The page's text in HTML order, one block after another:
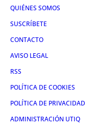
QUIÉNES SOMOS
SUSCRÍBETE
CONTACTO
AVISO LEGAL
RSS
POLÍTICA DE COOKIES
POLÍTICA DE PRIVACIDAD
ADMINISTRACIÓN UTIQ